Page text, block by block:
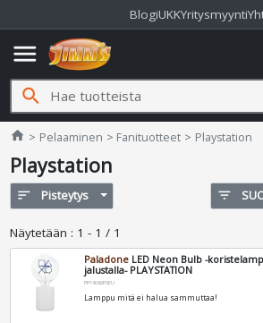
BlogiUKKYritysmyynti
menu
search
home Jimms.fi
Pelaaminen Fanituotteet Playstation
Playstation
sort Pisteytys filter_list
Näytetään : 1 - 1 / 1
Paladone LED Neon Bulb -
jalustalla- PLAYSTATION
PP14062PSEU
Lamppu mitä ei halua sammuttaa!